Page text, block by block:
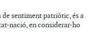
sentiment patriòtic, és a
nació, en considerar-ho